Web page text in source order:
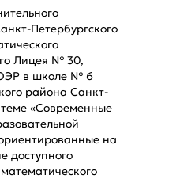
Петербургского
Лицея № 30,
в школе № 6
района Санкт-
«Современные
на
доступного